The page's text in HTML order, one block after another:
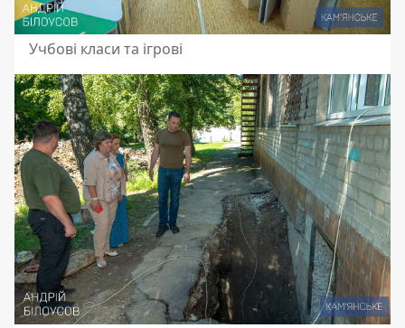
Учбові класи та ігрові